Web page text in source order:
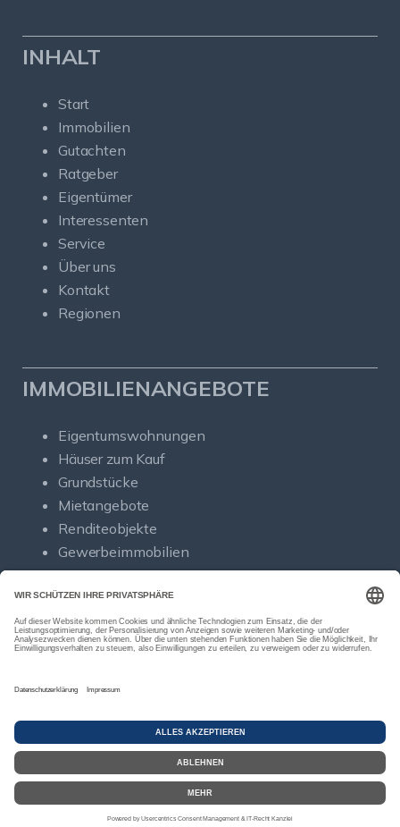
INHALT
Start
Immobilien
Gutachten
Ratgeber
Eigentümer
Interessenten
Service
Über uns
Kontakt
Regionen
IMMOBILIENANGEBOTE
Eigentumswohnungen
Häuser zum Kauf
Grundstücke
Mietangebote
Renditeobjekte
Gewerbeimmobilien
© Sold Immobilien
Powered by Immonia GmbH
Bewertungen